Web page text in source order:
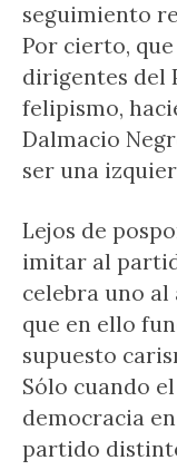
seguimiento
Por cierto,
dirigentes del
felipismo,
Dalmacio
ser una
Lejos de
imitar al
celebra uno al
que en ello
supuesto
Sólo cuando
democracia
partido